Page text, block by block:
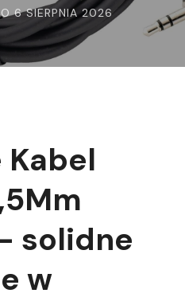
6 SIERPNIA 2026
solidne
w